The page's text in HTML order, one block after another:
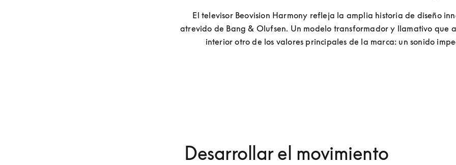
El televisor Beovision Harmony refleja la amplia historia de diseño
atrevido de Bang & Olufsen. Un modelo transformador y llamativo que
interior otro de los valores principales de la marca: un sonido
Desarrollar el movimiento